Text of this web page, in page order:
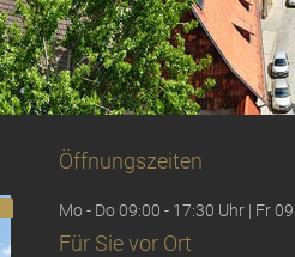
Öffnungszeiten
Mo - Do 09:00 - 17:30 Uhr | Fr
Für Sie vor Ort